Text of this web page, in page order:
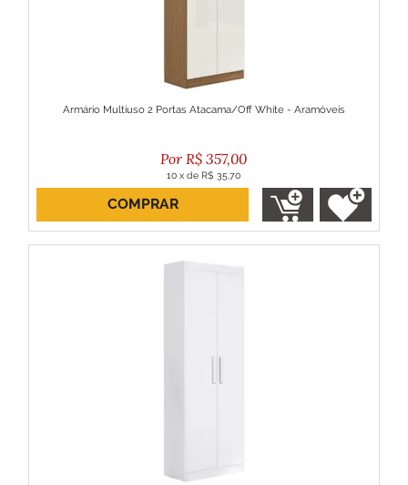
Armário Multiuso 2 Portas Atacama/Off White - Aramóveis
R$ 357,00
10 x de R$ 35,70
ou R$ 321,30 no boleto
COMPRAR